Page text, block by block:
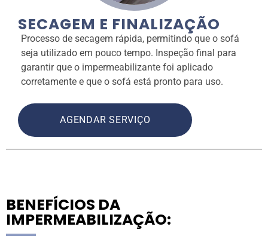
SECAGEM E FINALIZAÇÃO
Processo de secagem rápida, permitindo que o sofá
seja utilizado em pouco tempo. Inspeção final para
garantir que o impermeabilizante foi aplicado
corretamente e que o sofá está pronto para uso.
AGENDAR SERVIÇO
BENEFÍCIOS DA
IMPERMEABILIZAÇÃO: